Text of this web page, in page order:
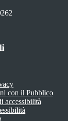
con il Pubblico
accessibilità